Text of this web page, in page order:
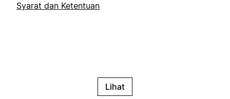
Syarat dan Ketentuan
Lihat